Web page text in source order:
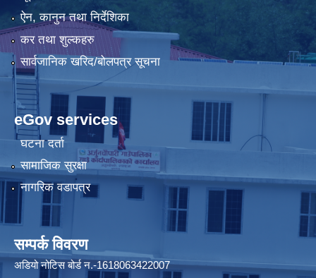
ऐन, कानुन तथा निर्देशिका
कर तथा शुल्कहरु
सार्वजानिक खरिद/बोलपत्र सूचना
eGov services
घटना दर्ता
सामाजिक सुरक्षा
नागरिक वडापत्र
सम्पर्क विवरण
अडियो नोटिस बोर्ड न.-1618063422007